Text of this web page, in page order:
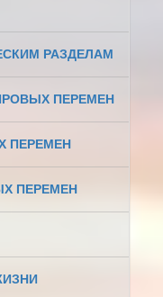
РАЗДЕЛАМ
ПЕРЕМЕН
ПЕРЕМЕН
ПЕРЕМЕН